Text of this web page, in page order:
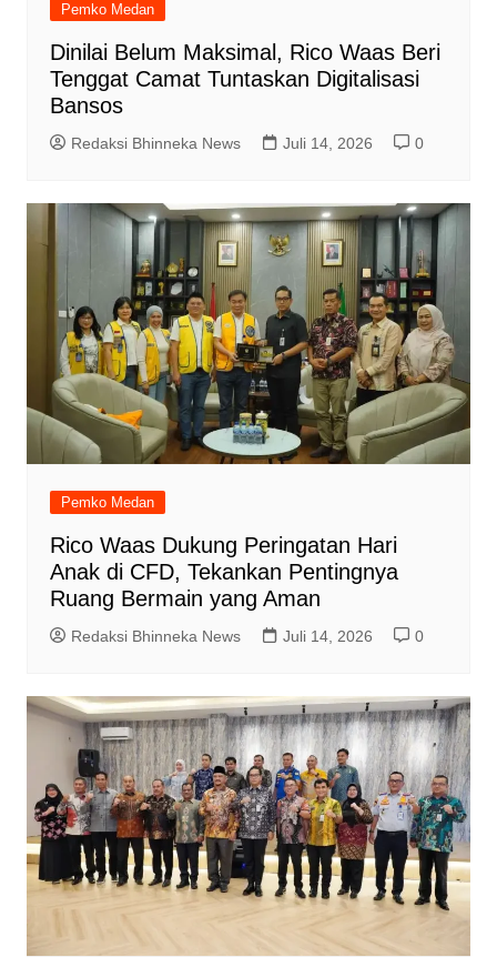
Pemko Medan
Dinilai Belum Maksimal, Rico Waas Beri
Tenggat Camat Tuntaskan Digitalisasi
Bansos
Redaksi Bhinneka News Juli 14, 2026 0
Pemko Medan
Rico Waas Dukung Peringatan Hari
Anak di CFD, Tekankan Pentingnya
Ruang Bermain yang Aman
Redaksi Bhinneka News Juli 14, 2026 0